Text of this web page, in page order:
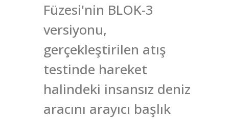
Füzesi'nin BLOK-3
versiyonu,
gerçekleştirilen atış
testinde hareket
halindeki insansız deniz
aracını arayıcı başlık